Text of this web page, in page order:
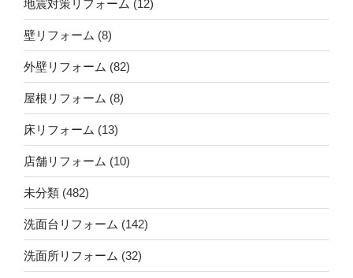
地震対策リフォーム (12)
壁リフォーム (8)
外壁リフォーム (82)
屋根リフォーム (8)
床リフォーム (13)
店舗リフォーム (10)
未分類 (482)
洗面台リフォーム (142)
洗面所リフォーム (32)